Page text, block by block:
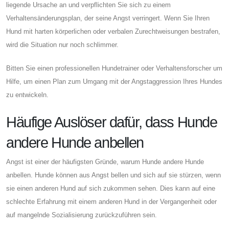
liegende Ursache an und verpflichten Sie sich zu einem
Verhaltensänderungsplan, der seine Angst verringert. Wenn Sie Ihren
Hund mit harten körperlichen oder verbalen Zurechtweisungen bestrafen,
wird die Situation nur noch schlimmer.
Bitten Sie einen professionellen Hundetrainer oder Verhaltensforscher um
Hilfe, um einen Plan zum Umgang mit der Angstaggression Ihres Hundes
zu entwickeln.
Häufige Auslöser dafür, dass Hunde
andere Hunde anbellen
Angst ist einer der häufigsten Gründe, warum Hunde andere Hunde
anbellen. Hunde können aus Angst bellen und sich auf sie stürzen, wenn
sie einen anderen Hund auf sich zukommen sehen. Dies kann auf eine
schlechte Erfahrung mit einem anderen Hund in der Vergangenheit oder
auf mangelnde Sozialisierung zurückzuführen sein.